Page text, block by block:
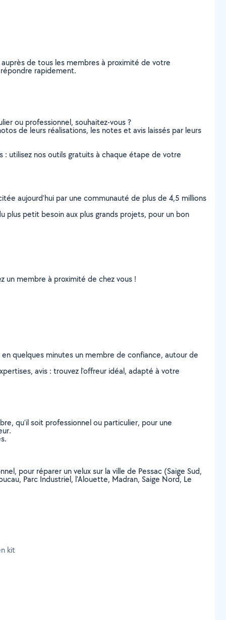
de tous les membres à proximité de votre
rapidement.
ou professionnel, souhaitez-vous ?
de leurs réalisations, les notes et avis laissés par leurs
: utilisez nos outils gratuits à chaque étape de votre
aujourd’hui par une communauté de plus de 4,5 millions
plus petit besoin aux plus grands projets, pour un bon
un membre à proximité de chez vous !
quelques minutes un membre de confiance, autour de
avis : trouvez l'offreur idéal, adapté à votre
qu’il soit professionnel ou particulier, pour une
pour réparer un velux sur la ville de Pessac (Saige Sud,
Parc Industriel, l'Alouette, Madran, Saige Nord, Le
kit